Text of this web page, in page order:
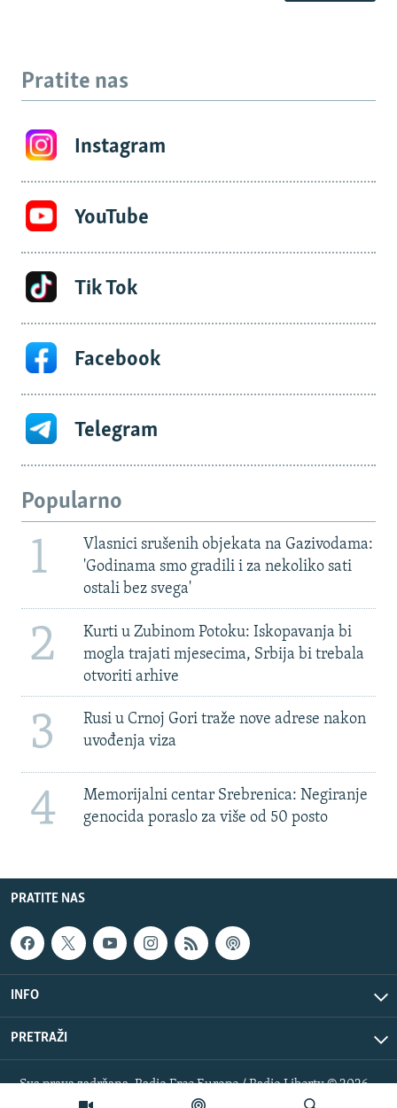
Pratite nas
Instagram
YouTube
Tik Tok
Facebook
Telegram
Popularno
1
Vlasnici srušenih objekata na Gazivodama:
'Godinama smo gradili i za nekoliko sati
ostali bez svega'
2
Kurti u Zubinom Potoku: Iskopavanja bi
mogla trajati mjesecima, Srbija bi trebala
otvoriti arhive
3
Rusi u Crnoj Gori traže nove adrese nakon
uvođenja viza
4
Memorijalni centar Srebrenica: Negiranje
genocida poraslo za više od 50 posto
PRATITE NAS
INFO
PRETRAŽI
Sva prava zadržana. Radio Free Europe / Radio Liberty © 2026
RFE/RL, Inc.